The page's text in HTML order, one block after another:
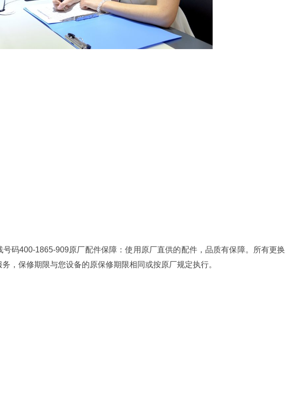
号码400-1865-909原厂配件保障：使用原厂直供的配件，品质有保障。所有更换
，保修期限与您设备的原保修期限相同或按原厂规定执行。